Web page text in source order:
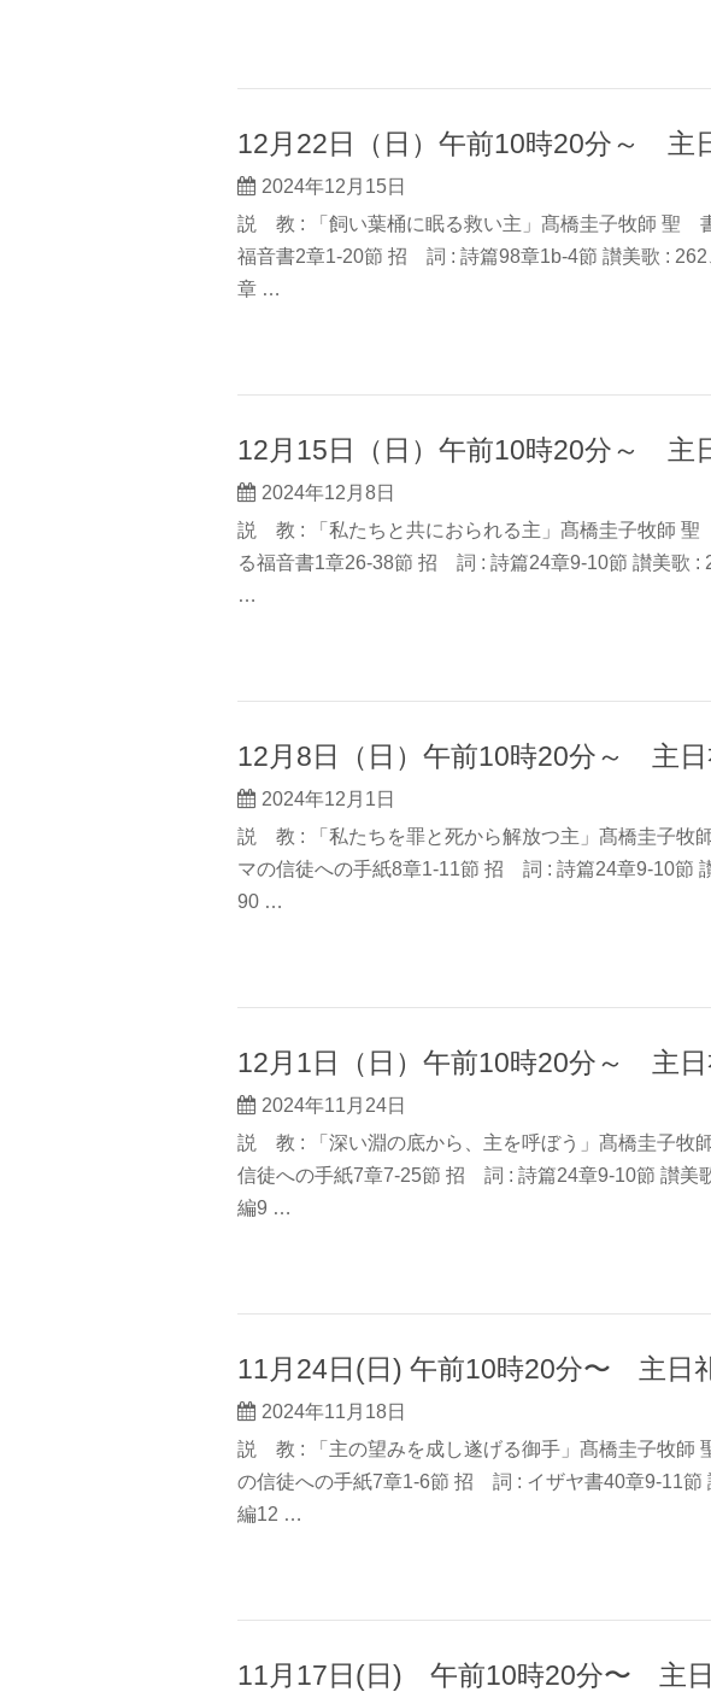
12月22日（日）午前10時20分～ 主
2024年12月15日
説 教 : 「飼い葉桶に眠る救い主」髙橋圭子牧師 聖
福音書2章1-20節 招 詞 : 詩篇98章1b-4節 讃美歌 :
章 …
12月15日（日）午前10時20分～ 主
2024年12月8日
説 教 : 「私たちと共におられる主」髙橋圭子牧師
る福音書1章26-38節 招 詞 : 詩篇24章9-10節 讃美歌 :
…
12月8日（日）午前10時20分～ 主
2024年12月1日
説 教 : 「私たちを罪と死から解放つ主」髙橋圭子牧
マの信徒への手紙8章1-11節 招 詞 : 詩篇24章9-10節
90 …
12月1日（日）午前10時20分～ 主
2024年11月24日
説 教 : 「深い淵の底から、主を呼ぼう」髙橋圭子牧
信徒への手紙7章7-25節 招 詞 : 詩篇24章9-10節 讃美
編9 …
11月24日(日) 午前10時20分〜 主日
2024年11月18日
説 教 : 「主の望みを成し遂げる御手」髙橋圭子牧師
の信徒への手紙7章1-6節 招 詞 : イザヤ書40章9-11節
編12 …
11月17日(日) 午前10時20分〜 主